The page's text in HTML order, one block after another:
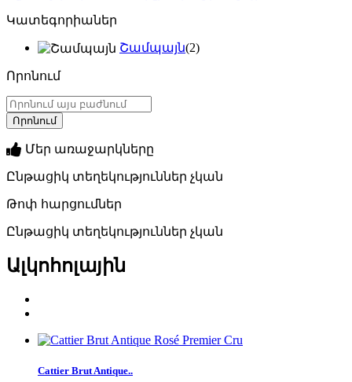
Կատեգորիաներ
Շամպայն(2)
Որոնում
Մեր առաջարկները
Ընթացիկ տեղեկություններ չկան
Թոփ հարցումներ
Ընթացիկ տեղեկություններ չկան
Ալկոհոլային
Cattier Brut Antique..